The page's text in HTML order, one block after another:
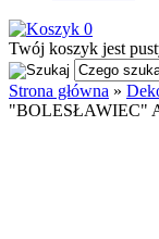
0
Twój koszyk jest
Strona główna »
"BOLESŁAWIEC"